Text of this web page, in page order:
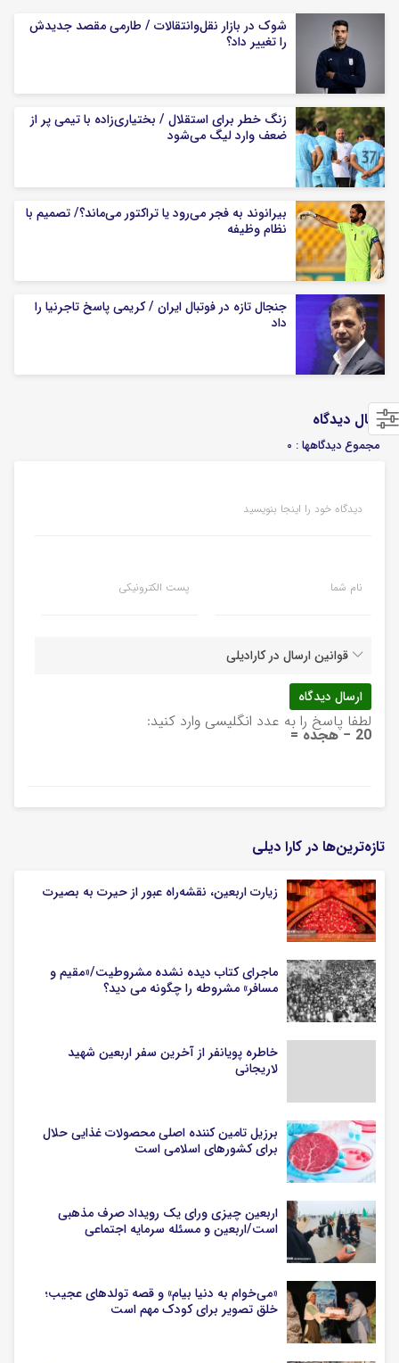
شوک در بازار نقل‌وانتقالات / طارمی مقصد جدیدش
را تغییر داد؟
زنگ خطر برای استقلال / بختیاری‌زاده با تیمی پر از
ضعف وارد لیگ می‌شود
بیرانوند به فجر می‌رود یا تراکتور می‌ماند؟/ تصمیم با
نظام وظیفه
جنجال تازه در فوتبال ایران / کریمی پاسخ تاجرنیا را
داد
ارسال دیدگاه
مجموع دیدگاهها : 0
دیدگاه خود را اینجا بنویسید
نام شما پست الکترونیکی
قوانین ارسال در کارادیلی
لطفا پاسخ را به عدد انگلیسی وارد کنید:
20 − هجده =
تازه‌ترین‌ها در کارا دیلی
زیارت اربعین، نقشه‌راه عبور از حیرت به بصیرت
ماجرای کتاب دیده نشده مشروطیت/«مقیم و
مسافر» مشروطه را چگونه می دید؟
خاطره پویانفر از آخرین سفر اربعین شهید
لاریجانی
برزیل تامین کننده اصلی محصولات غذایی حلال
برای کشورهای اسلامی است
اربعین چیزی ورای یک رویداد صرف مذهبی
است/اربعین و مسئله سرمایه اجتماعی
«می‌خوام به دنیا بیام» و قصه تولدهای عجیب؛
خلق تصویر برای کودک مهم است